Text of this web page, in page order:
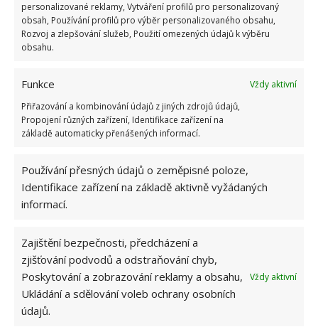
personalizované reklamy, Vytváření profilů pro personalizovaný
obsah, Používání profilů pro výběr personalizovaného obsahu,
Rozvoj a zlepšování služeb, Použití omezených údajů k výběru
obsahu.
Funkce
Vždy aktivní
Přiřazování a kombinování údajů z jiných zdrojů údajů,
Propojení různých zařízení, Identifikace zařízení na
základě automaticky přenášených informací.
Používání přesných údajů o zeměpisné poloze,
Identifikace zařízení na základě aktivně vyžádaných
informací.
Zajištění bezpečnosti, předcházení a
zjišťování podvodů a odstraňování chyb,
Poskytování a zobrazování reklamy a obsahu,
Ukládání a sdělování voleb ochrany osobních
údajů.
Vždy aktivní
ORCHIDEJ PÉČE O ORCHIDEJE
Jiří Kolář